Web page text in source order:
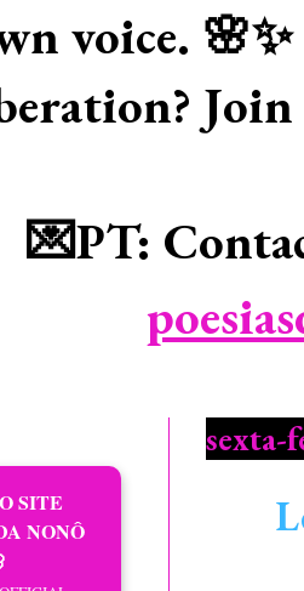
voice.
Join
💌PT:
sexta-
SITE
NONÔ